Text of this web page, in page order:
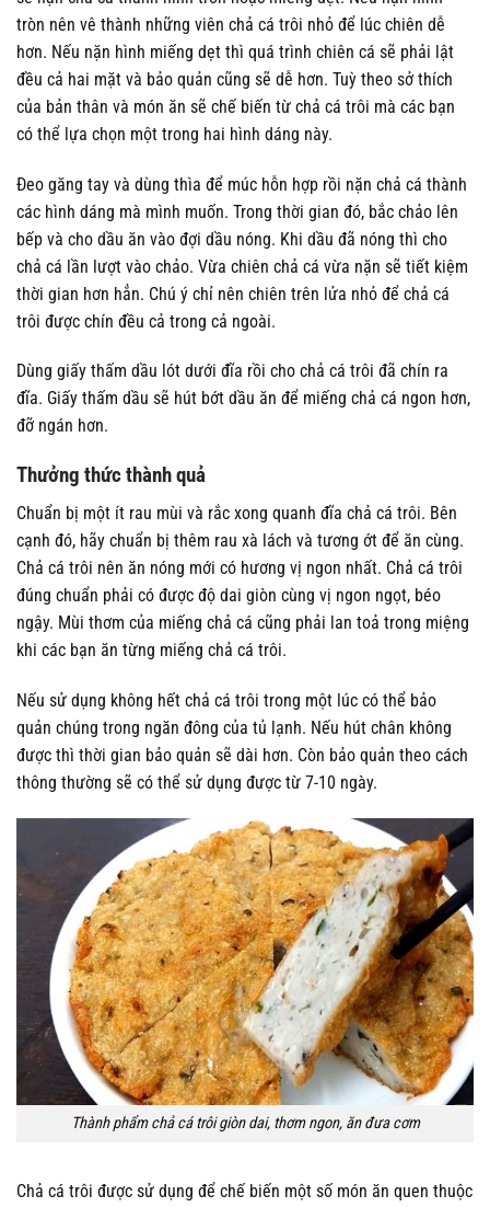
tròn nên vê thành những viên chả cá trôi nhỏ để lúc chiên dễ
hơn. Nếu nặn hình miếng dẹt thì quá trình chiên cá sẽ phải lật
đều cả hai mặt và bảo quản cũng sẽ dễ hơn. Tuỳ theo sở thích
của bản thân và món ăn sẽ chế biến từ chả cá trôi mà các bạn
có thể lựa chọn một trong hai hình dáng này.
Đeo găng tay và dùng thìa để múc hỗn hợp rồi nặn chả cá thành
các hình dáng mà mình muốn. Trong thời gian đó, bắc chảo lên
bếp và cho dầu ăn vào đợi dầu nóng. Khi dầu đã nóng thì cho
chả cá lần lượt vào chảo. Vừa chiên chả cá vừa nặn sẽ tiết kiệm
thời gian hơn hẳn. Chú ý chỉ nên chiên trên lửa nhỏ để chả cá
trôi được chín đều cả trong cả ngoài.
Dùng giấy thấm dầu lót dưới đĩa rồi cho chả cá trôi đã chín ra
đĩa. Giấy thấm dầu sẽ hút bớt dầu ăn để miếng chả cá ngon hơn,
đỡ ngán hơn.
Thưởng thức thành quả
Chuẩn bị một ít rau mùi và rắc xong quanh đĩa chả cá trôi. Bên
cạnh đó, hãy chuẩn bị thêm rau xà lách và tương ớt để ăn cùng.
Chả cá trôi nên ăn nóng mới có hương vị ngon nhất. Chả cá trôi
đúng chuẩn phải có được độ dai giòn cùng vị ngon ngọt, béo
ngậy. Mùi thơm của miếng chả cá cũng phải lan toả trong miệng
khi các bạn ăn từng miếng chả cá trôi.
Nếu sử dụng không hết chả cá trôi trong một lúc có thể bảo
quản chúng trong ngăn đông của tủ lạnh. Nếu hút chân không
được thì thời gian bảo quản sẽ dài hơn. Còn bảo quản theo cách
thông thường sẽ có thể sử dụng được từ 7-10 ngày.
Thành phẩm chả cá trôi giòn dai, thơm ngon, ăn đưa cơm
Chả cá trôi được sử dụng để chế biến một số món ăn quen thuộc